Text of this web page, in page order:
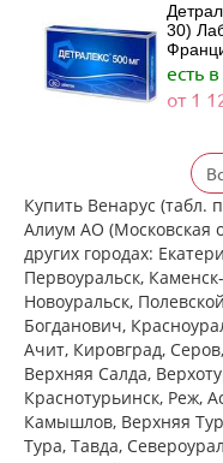
30)
есть
от 1
60)
есть
от 2
мг №
есть
от 1
Купить Венарус (табл.
Алиум АО (Московская
других городах:
Первоуральск,
Новоуральск,
Богданович,
Ачит, Кировград,
Верхняя Салда,
Краснотурьинск, Реж,
Камышлов, Верхняя
Тура, Тавда,